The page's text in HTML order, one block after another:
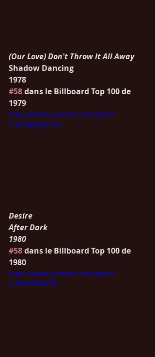
(Our Love) Don't Throw It All Away
Shadow Dancing
1978
#58 dans le Billboard Top 100 de
1979
https://www.youtube.com/watch?
v=eH686Dyy16w
Desire
After Dark
1980
#58 dans le Billboard Top 100 de
1980
https://www.youtube.com/watch?
v=Rhr80XZw7to